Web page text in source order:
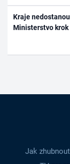
Kraje
Ministerstvo
Jak zhubnout